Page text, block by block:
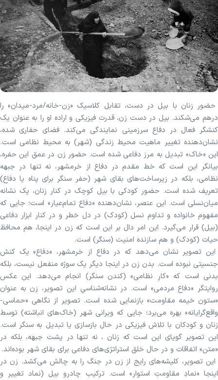
حضور زنان با بیل در دست، تقابل کلاسیک «زن-خانه/مرد-میدان» را
درهم می‌شکند. بیل در دست زن، قدرت فیزیکی و اراده او را به عنوان یک
کنشگر فعال در دفاع سرزمینی نمایندگی می‌کند. فضای حفاری شده،
نشان‌دهنده تغییر ماهیت محیط زندگی (شهر) به محیط نظامی است.
این «خاک» تبدیل به مرز دفاعی شده است. حضور زن در عمق این حفره،
بیانگر این است که خط مقدم در دفاع از خرمشهر، نه تنها در جبهه
نظامی، بلکه در زیرساخت‌های بقای شهر (حفر سنگر برای پناه یا دفاع)
تعریف شده است. حضور کودکی با بیل کوچک در کنار زنان، یک نشانه
میان‌نسلی است. این عنصر، نشان‌دهنده «دفاع تمام‌عیار» است؛ جایی که
مفهوم خانواده و تداوم نسل (کودک) در دل خطر و در کنار ابزار دفاعی
(بیل) قرار می‌گیرد. این امر دال بر این است که زن در اینجا، هم محافظ
حیات (کودک) و هم سازنده امنیت (سنگر) است.
این تصویر نشان می‌دهد که در دفاع از خرمشهر، «دفاع» یک کنش
جنسیتی نبوده است. بدن زن در اینجا دیگر یک سوژه منفعل نیست، بلکه
بدنی است که «کارِ نظامی» (کندن سنگر) انجام می‌دهد. این عکس
روایتگر «دفاع مردمی» است. در نشانه‌شناسیِ این تصویر، زن به عنوان
«ستون خیمه مقاومت» بازنمایی شده است. تصویر از نگاهی «حماسی-
واقع‌گرایانه» بهره می‌برد؛ جایی که ویرانی شهر (خاک‌های انباشته) توسط
زنان و کودکان با تلاش فیزیکی در حال بازسازی یا تبدیل به سنگر است.
این تصویر گویای این است که زنان ، نه تنها در پشت جبهه، بلکه در
«متن» اتفاقات و در حال خلق استراتژی‌های دفاعی برای بقای شهر بوده‌اند.
این تصویر، کلیشه‌های رایج از زن در جنگ را به چالش می‌کشد. زن در
اینجا «نمادِ مقاومتِ استوار» است. ترکیب چادرو بیل (نماد تغییر و